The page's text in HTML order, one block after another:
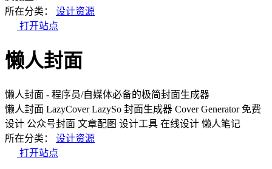
所在分类：
设计资源
打开站点
懒人封面
懒人封面 - 程序员/自媒体必备的极简封面生成器
懒人封面 LazyCover LazySo 封面生成器 Cover Generator 免费
设计 公众号封面 文章配图 设计工具 在线设计 懒人笔记
所在分类：
设计资源
打开站点